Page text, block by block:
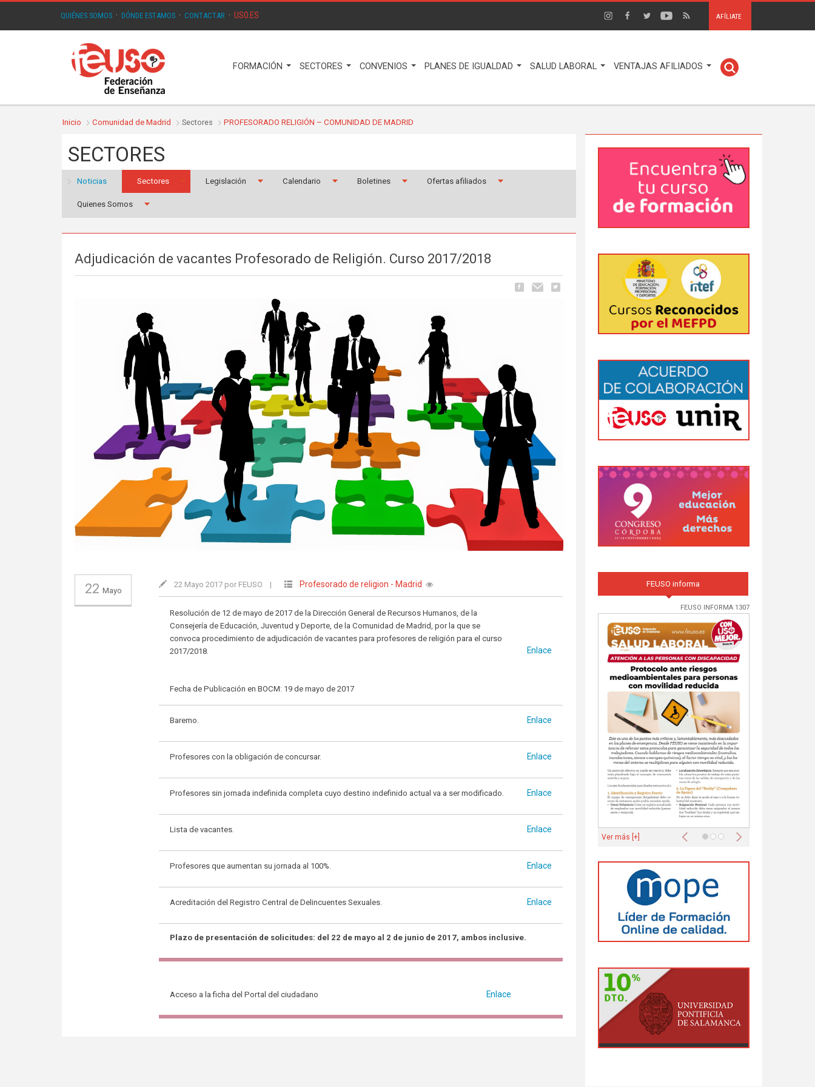
QUIÉNES SOMOS · DÓNDE ESTAMOS · CONTACTAR · USO.ES AFÍLIATE
FORMACIÓN SECTORES CONVENIOS PLANES DE IGUALDAD SALUD LABORAL VENTAJAS AFILIADOS
Inicio Comunidad de Madrid Sectores PROFESORADO RELIGIÓN – COMUNIDAD DE MADRID
SECTORES
Noticias Sectores Legislación Calendario Boletines Ofertas afiliados
Quienes Somos
Adjudicación de vacantes Profesorado de Religión. Curso 2017/2018
22 Mayo
22 Mayo 2017 por FEUSO | Profesorado de religion - Madrid
Resolución de 12 de mayo de 2017 de la Dirección General de Recursos Humanos, de la
Consejería de Educación, Juventud y Deporte, de la Comunidad de Madrid, por la que se
convoca procedimiento de adjudicación de vacantes para profesores de religión para el curso
2017/2018.
Fecha de Publicación en BOCM: 19 de mayo de 2017
Enlace
Baremo. Enlace
Profesores con la obligación de concursar. Enlace
Profesores sin jornada indefinida completa cuyo destino indefinido actual va a ser modificado. Enlace
Lista de vacantes. Enlace
Profesores que aumentan su jornada al 100%. Enlace
Acreditación del Registro Central de Delincuentes Sexuales. Enlace
Plazo de presentación de solicitudes: del 22 de mayo al 2 de junio de 2017, ambos inclusive.
Acceso a la ficha del Portal del ciudadano Enlace
FEUSO informa
FEUSO INFORMA 1307
Anterior Siguiente
Ver más [+]